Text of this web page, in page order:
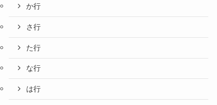
か行
さ行
た行
な行
は行